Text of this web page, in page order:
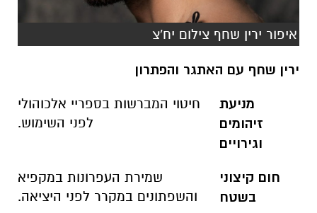
איפור ירין שחף צילום יח'צ
ירין שחף עם האתגר והפתרון
מניעת
זיהומים
וגירויים
חיטוי המברשות בספריי אלכוהולי
לפני השימוש.
חום קיצוני
בשטח
שמירת העפרונות במקפיא
והשפתונים במקרר לפני היציאה.